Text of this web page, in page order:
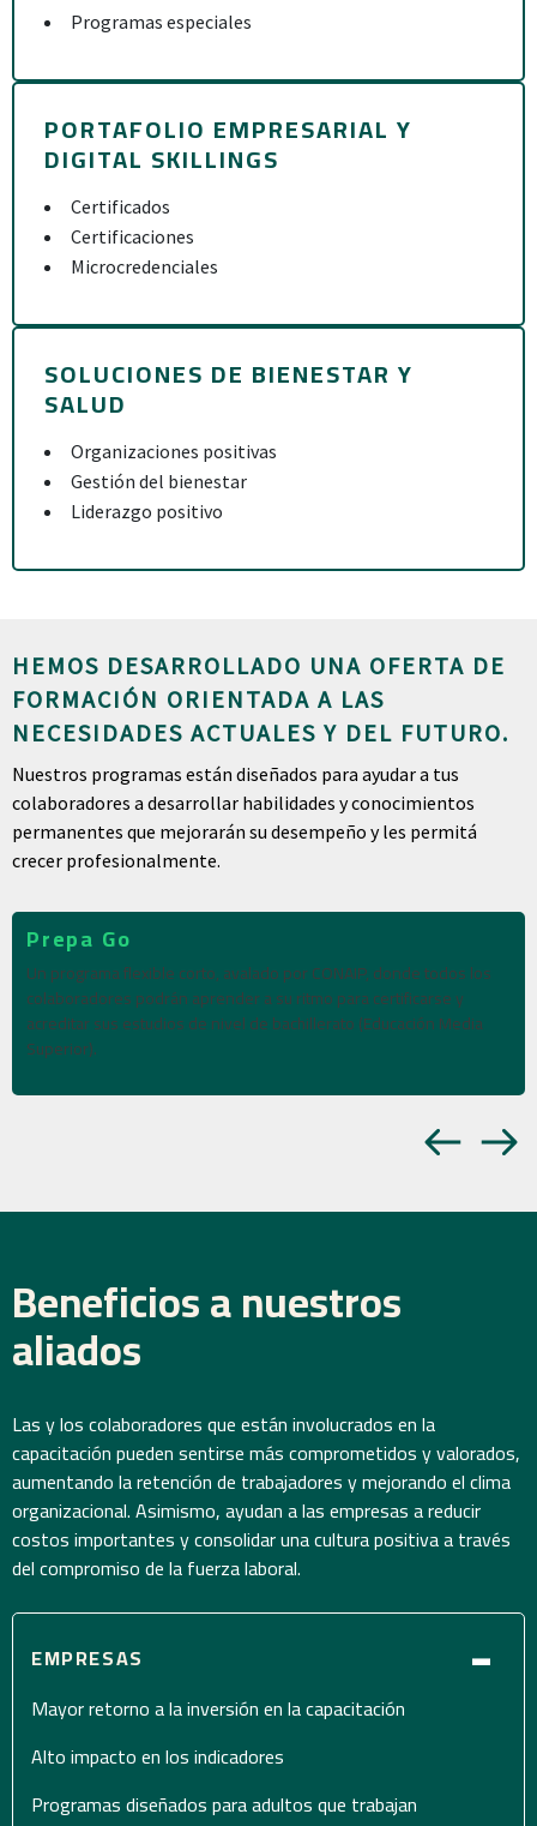
Programas especiales
PORTAFOLIO EMPRESARIAL Y
DIGITAL SKILLINGS
Certificados
Certificaciones
Microcredenciales
SOLUCIONES DE BIENESTAR Y
SALUD
Organizaciones positivas
Gestión del bienestar
Liderazgo positivo
HEMOS DESARROLLADO UNA OFERTA DE
FORMACIÓN ORIENTADA A LAS
NECESIDADES ACTUALES Y DEL FUTURO.
Nuestros programas están diseñados para ayudar a tus
colaboradores a desarrollar habilidades y conocimientos
permanentes que mejorarán su desempeño y les permitá
crecer profesionalmente.
Prepa Go
Un programa flexible corto, avalado por CONAIP, donde todos los
colaboradores podrán aprender a su ritmo para certificarse y
acreditar sus estudios de nivel de bachillerato (Educación Media
Superior).
Beneficios a nuestros
aliados
Las y los colaboradores que están involucrados en la
capacitación pueden sentirse más comprometidos y valorados,
aumentando la retención de trabajadores y mejorando el clima
organizacional. Asimismo, ayudan a las empresas a reducir
costos importantes y consolidar una cultura positiva a través
del compromiso de la fuerza laboral.
EMPRESAS -
Mayor retorno a la inversión en la capacitación
Alto impacto en los indicadores
Programas diseñados para adultos que trabajan